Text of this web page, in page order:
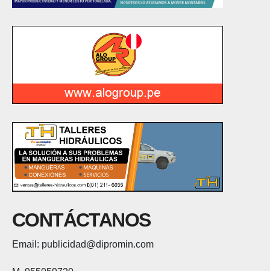
CONTÁCTANOS
Email: publicidad@dipromin.com